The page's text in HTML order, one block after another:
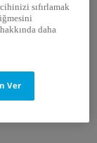
için
sıfırlamak
daha
Ver